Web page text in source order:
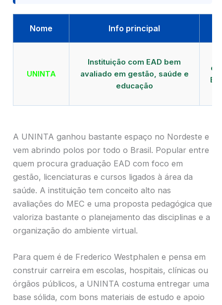
Nome Info principal
UNINTA
Instituição com EAD bem
avaliado em gestão, saúde e
educação
A UNINTA ganhou bastante espaço no Nordeste e
vem abrindo polos por todo o Brasil. Popular entre
quem procura graduação EAD com foco em
gestão, licenciaturas e cursos ligados à área da
saúde. A instituição tem conceito alto nas
avaliações do MEC e uma proposta pedagógica que
valoriza bastante o planejamento das disciplinas e a
organização do ambiente virtual.
Para quem é de Frederico Westphalen e pensa em
construir carreira em escolas, hospitais, clínicas ou
órgãos públicos, a UNINTA costuma entregar uma
base sólida, com bons materiais de estudo e apoio